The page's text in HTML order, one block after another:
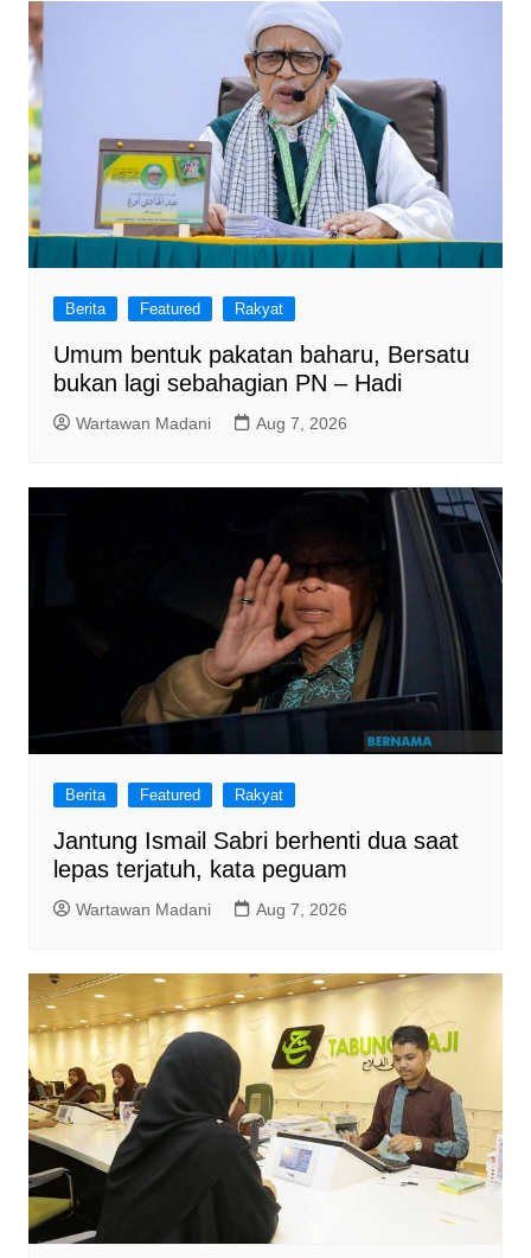
Berita Featured Rakyat
Umum bentuk pakatan baharu, Bersatu
bukan lagi sebahagian PN – Hadi
Wartawan Madani Aug 7, 2026
Berita Featured Rakyat
Jantung Ismail Sabri berhenti dua saat
lepas terjatuh, kata peguam
Wartawan Madani Aug 7, 2026